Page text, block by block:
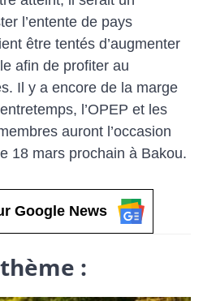
l’entente de pays
être tentés d’augmenter
afin de profiter au
Il y a encore de la marge
l’OPEP et les
auront l’occasion
18 mars prochain à Bakou.
Google News
: